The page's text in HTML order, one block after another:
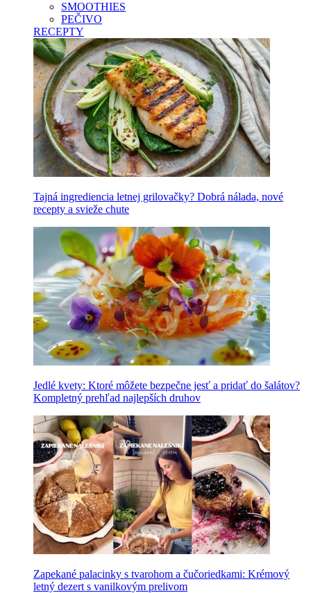
SMOOTHIES
PEČIVO
RECEPTY
Tajná ingrediencia letnej grilovačky? Dobrá nálada, nové
recepty a svieže chute
Jedlé kvety: Ktoré môžete bezpečne jesť a pridať do šalátov?
Kompletný prehľad najlepších druhov
Zapekané palacinky s tvarohom a čučoriedkami: Krémový
letný dezert s vanilkovým prelivom